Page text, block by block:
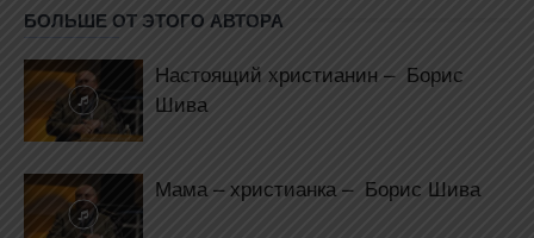
БОЛЬШЕ ОТ ЭТОГО АВТОРА
Настоящий христианин – Борис
Шива
Мама – христианка – Борис Шива